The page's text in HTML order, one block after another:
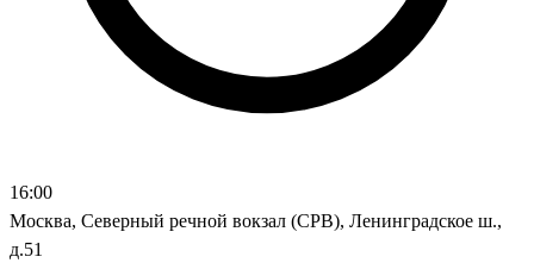
16:00
Москва, Северный речной вокзал (СРВ), Ленинградское ш.,
д.51